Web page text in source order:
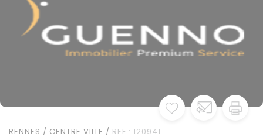
RENNES / CENTRE VILLE / REF : 120941